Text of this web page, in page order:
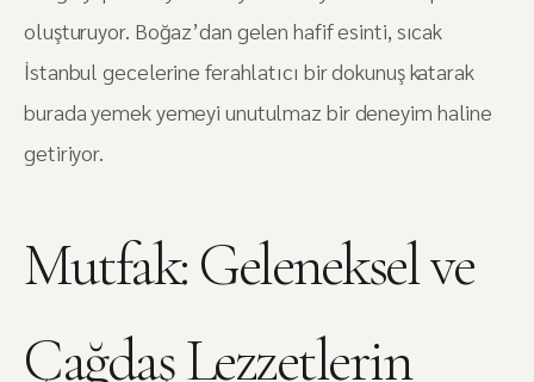
oluşturuyor. Boğaz’dan gelen hafif esinti, sıcak
İstanbul gecelerine ferahlatıcı bir dokunuş katarak
burada yemek yemeyi unutulmaz bir deneyim haline
getiriyor.
Mutfak: Geleneksel ve
Çağdaş Lezzetlerin